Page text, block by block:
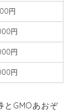
円
円
円
円
とGMOあおぞ